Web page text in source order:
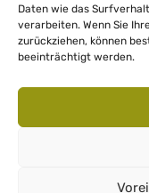
Daten wie das
verarbeiten. Wenn Sie
zurückziehen, können
beeinträchtigt werden.